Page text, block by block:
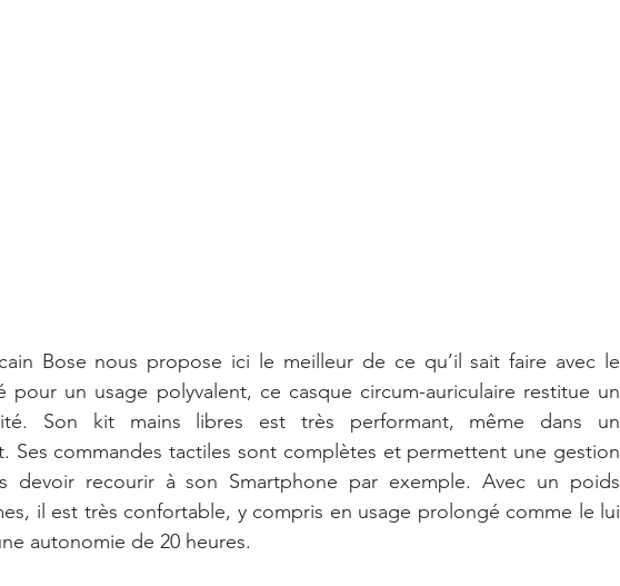
Bose nous propose ici le meilleur de ce qu’il sait faire avec le
pour un usage polyvalent, ce casque circum-auriculaire restitue un
Son kit mains libres est très performant, même dans un
Ses commandes tactiles sont complètes et permettent une gestion
devoir recourir à son Smartphone par exemple. Avec un poids
il est très confortable, y compris en usage prolongé comme le lui
autonomie de 20 heures.